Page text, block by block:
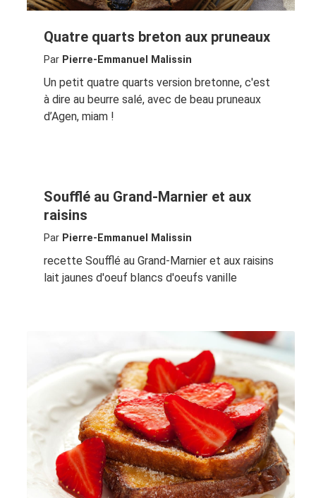
Quatre quarts breton aux pruneaux
Par Pierre-Emmanuel Malissin
Un petit quatre quarts version bretonne, c'est
à dire au beurre salé, avec de beau pruneaux
d’Agen, miam !
Soufflé au Grand-Marnier et aux
raisins
Par Pierre-Emmanuel Malissin
recette Soufflé au Grand-Marnier et aux raisins
lait jaunes d'oeuf blancs d'oeufs vanille